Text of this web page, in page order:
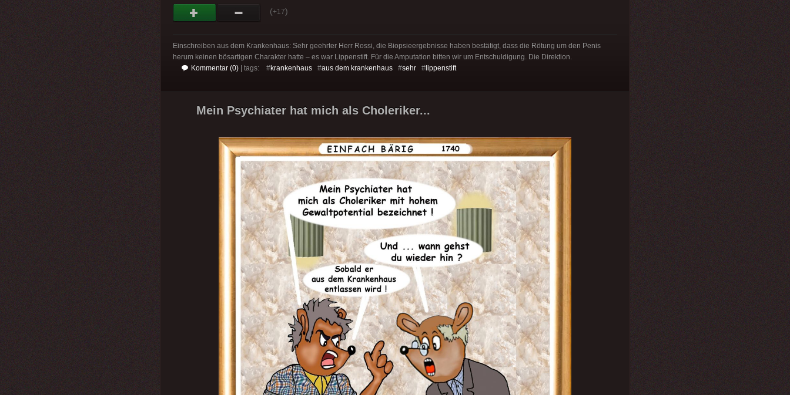
(+17)
Einschreiben aus dem Krankenhaus: Sehr geehrter Herr Rossi, die Biopsieergebnisse haben bestätigt, dass die Rötung um den Penis
herum keinen bösartigen Charakter hatte – es war Lippenstift. Für die Amputation bitten wir um Entschuldigung. Die Direktion.
Kommentar (0) | tags: #krankenhaus #aus dem krankenhaus #sehr # lippenstift
Mein Psychiater hat mich als Choleriker...